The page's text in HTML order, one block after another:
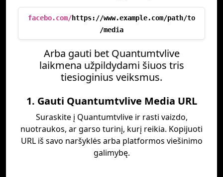
facebo.com/https://www.example.com/path/to
/media
Arba gauti bet Quantumtvlive
laikmena užpildydami šiuos tris
tiesioginius veiksmus.
1. Gauti Quantumtvlive Media URL
Suraskite į Quantumtvlive ir rasti vaizdo,
nuotraukos, ar garso turinį, kurį reikia. Kopijuoti
URL iš savo naršyklės arba platformos viešinimo
galimybę.